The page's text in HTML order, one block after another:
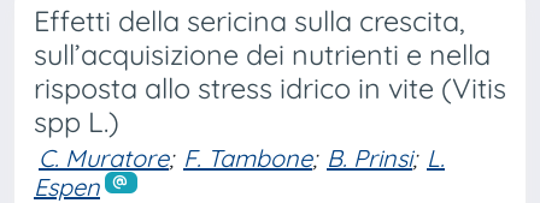
Effetti della sericina sulla crescita,
sull’acquisizione dei nutrienti e nella
risposta allo stress idrico in vite (Vitis
spp L.)
C. Muratore; F. Tambone; B. Prinsi; L.
Espen